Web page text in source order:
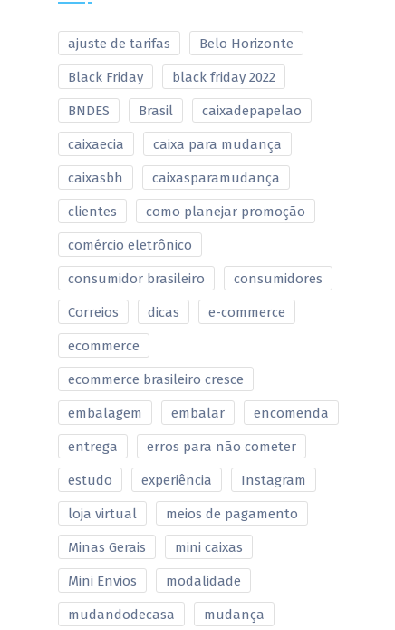
ajuste de tarifas Belo Horizonte
Black Friday black friday 2022
BNDES Brasil caixadepapelao
caixaecia caixa para mudança
caixasbh caixasparamudança
clientes como planejar promoção
comércio eletrônico
consumidor brasileiro consumidores
Correios dicas e-commerce
ecommerce
ecommerce brasileiro cresce
embalagem embalar encomenda
entrega erros para não cometer
estudo experiência Instagram
loja virtual meios de pagamento
Minas Gerais mini caixas
Mini Envios modalidade
mudandodecasa mudança